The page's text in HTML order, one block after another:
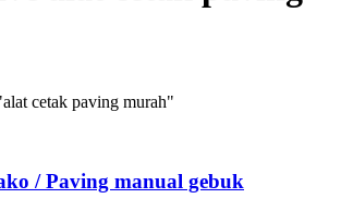
cetak paving murah"
/ Paving manual gebuk